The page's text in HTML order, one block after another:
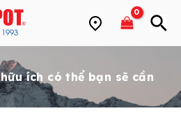
ích có thể bạn sẽ cần